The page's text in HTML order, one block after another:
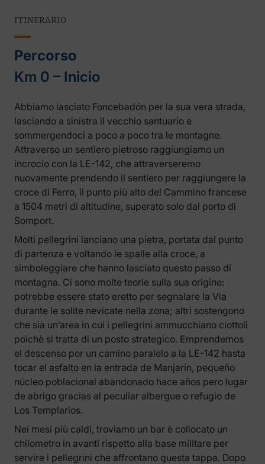
ITINERARIO
Percorso
Km 0 – Inicio
Abbiamo lasciato Foncebadón per la sua vera strada,
lasciando a sinistra il vecchio santuario e
sommergendoci a poco a poco tra le montagne.
Attraverso un sentiero pietroso raggiungiamo un
incrocio con la LE-142, che attraverseremo
nuovamente prendendo il sentiero per raggiungere la
croce di Ferro, il punto più alto del Cammino francese
a 1504 metri di altitudine, superato solo dal porto di
Somport.
Molti pellegrini lanciano una pietra, portata dal punto
di partenza e voltando le spalle alla croce, a
simboleggiare che hanno lasciato questo passo di
montagna. Ci sono molte teorie sulla sua origine:
potrebbe essere stato eretto per segnalare la Via
durante le solite nevicate nella zona; altri sostengono
che sia un’area in cui i pellegrini ammucchiano ciottoli
poichè si tratta di un posto strategico. Emprendemos
el descenso por un camino paralelo a la LE-142 hasta
tocar el asfalto en la entrada de Manjarín, pequeño
núcleo poblacional abandonado hace años pero lugar
de abrigo gracias al peculiar albergue o refugio de
Los Templarios.
Nei mesi più caldi, troviamo un bar è collocato un
chilometro in avanti rispetto alla base militare per
servire i pellegrini che affrontano questa tappa. Dopo